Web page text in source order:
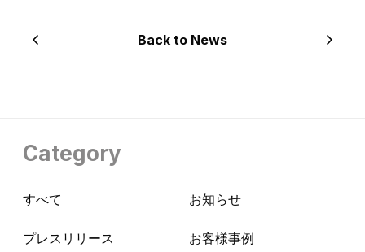
Back to News
Category
すべて お知らせ
プレスリリース お客様事例